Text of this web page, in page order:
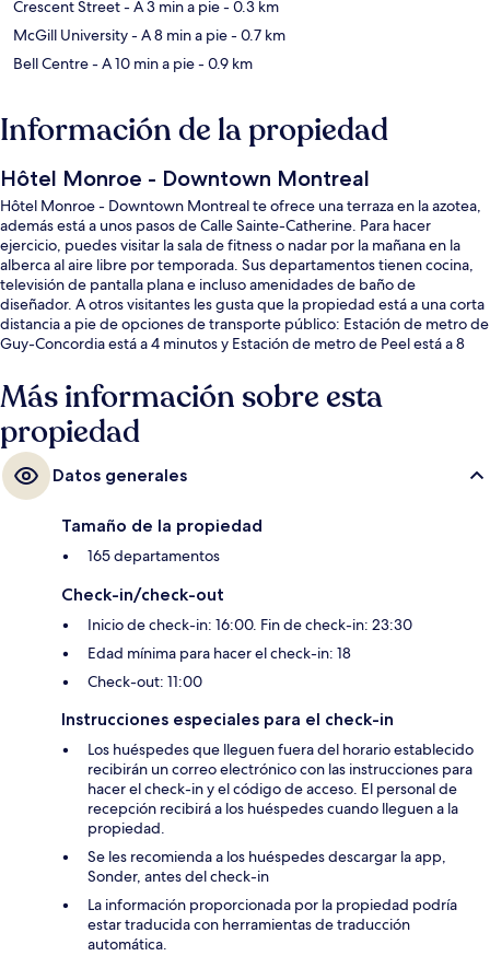
Crescent Street- A 3 min a pie- 0.3 km
McGill University- A 8 min a pie- 0.7 km
Bell Centre- A 10 min a pie- 0.9 km
Información de la propiedad
Hôtel Monroe - Downtown Montreal
Hôtel Monroe - Downtown Montreal te ofrece una terraza en la azotea,
además está a unos pasos de Calle Sainte-Catherine. Para hacer
ejercicio, puedes visitar la sala de fitness o nadar por la mañana en la
alberca al aire libre por temporada. Sus departamentos tienen cocina,
televisión de pantalla plana e incluso amenidades de baño de
diseñador. A otros visitantes les gusta que la propiedad está a una corta
distancia a pie de opciones de transporte público: Estación de metro de
Guy-Concordia está a 4 minutos y Estación de metro de Peel está a 8
Más información sobre esta
propiedad
Datos generales
Tamaño de la propiedad
165 departamentos
Check-in/check-out
Inicio de check-in: 16:00. Fin de check-in: 23:30
Edad mínima para hacer el check-in: 18
Check-out: 11:00
Instrucciones especiales para el check-in
Los huéspedes que lleguen fuera del horario establecido
recibirán un correo electrónico con las instrucciones para
hacer el check-in y el código de acceso. El personal de
recepción recibirá a los huéspedes cuando lleguen a la
propiedad.
Se les recomienda a los huéspedes descargar la app,
Sonder, antes del check-in
La información proporcionada por la propiedad podría
estar traducida con herramientas de traducción
automática.